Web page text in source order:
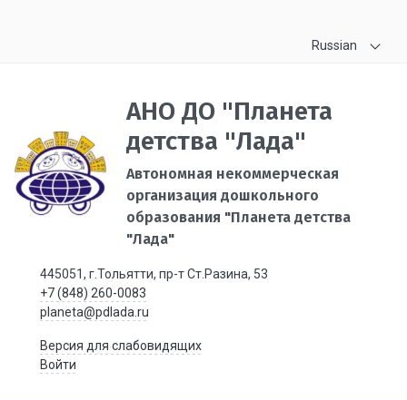
Russian
АНО ДО "Планета
детства "Лада"
Автономная некоммерческая
организация дошкольного
образования "Планета детства
"Лада"
445051, г.Тольятти, пр-т Ст.Разина, 53
+7 (848) 260-0083
planeta@pdlada.ru
Версия для слабовидящих
Войти